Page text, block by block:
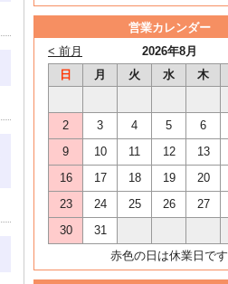
営業カレンダー
2026年8月
< 前月
日
月 火 水 木
2
3 4 5 6
9
10 11 12 13
16
17 18 19 20
23
24 25 26 27
30
31
赤色の日は休業日です